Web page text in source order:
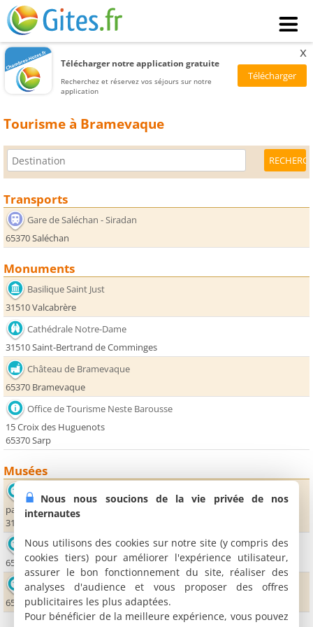
Télécharger notre application gratuite
Recherchez et réservez vos séjours sur notre
application
x
Tourisme à Bramevaque
Transports
Gare de Saléchan - Siradan
65370 Saléchan
Monuments
Basilique Saint Just
31510 Valcabrère
Cathédrale Notre-Dame
31510 Saint-Bertrand de Comminges
Château de Bramevaque
65370 Bramevaque
Office de Tourisme Neste Barousse
15 Croix des Huguenots
65370 Sarp
Musées
Musée archéologique
parvis de la Cathédrale
31510 Saint-Bertrand de Comminges
Maison des Sources
65370 Mauléon Barousse
Usine d'embouteillage des eaux de la Barousse
65370 Ferrère
Nous nous soucions de la vie privée de nos
internautes
Nous utilisons des cookies sur notre site (y compris des
cookies tiers) pour améliorer l'expérience utilisateur,
assurer le bon fonctionnement du site, réaliser des
analyses d'audience et vous proposer des offres
publicitaires les plus adaptées.
Pour bénéficier de la meilleure expérience, vous pouvez